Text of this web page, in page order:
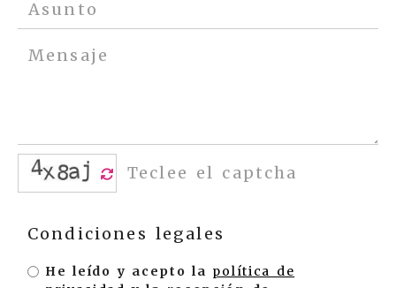
Condiciones legales
He leído y acepto la política de